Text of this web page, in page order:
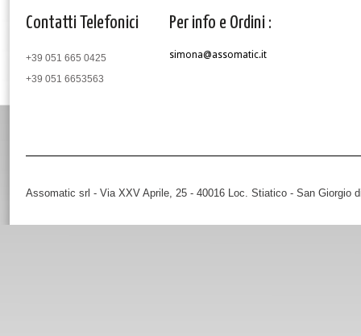
Contatti Telefonici
+39 051 665 0425
+39 051 6653563
Per info e Ordini :
simona@assomatic.it
Assomatic srl - Via XXV Aprile, 25 - 40016 Loc. Stiatico - San Giorgio